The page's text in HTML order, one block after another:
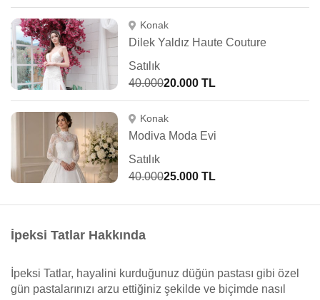
Konak
Dilek Yaldız Haute Couture
Satılık
40.00020.000 TL
Konak
Modiva Moda Evi
Satılık
40.00025.000 TL
İpeksi Tatlar Hakkında
İpeksi Tatlar, hayalini kurduğunuz düğün pastası gibi özel
gün pastalarınızı arzu ettiğiniz şekilde ve biçimde nasıl